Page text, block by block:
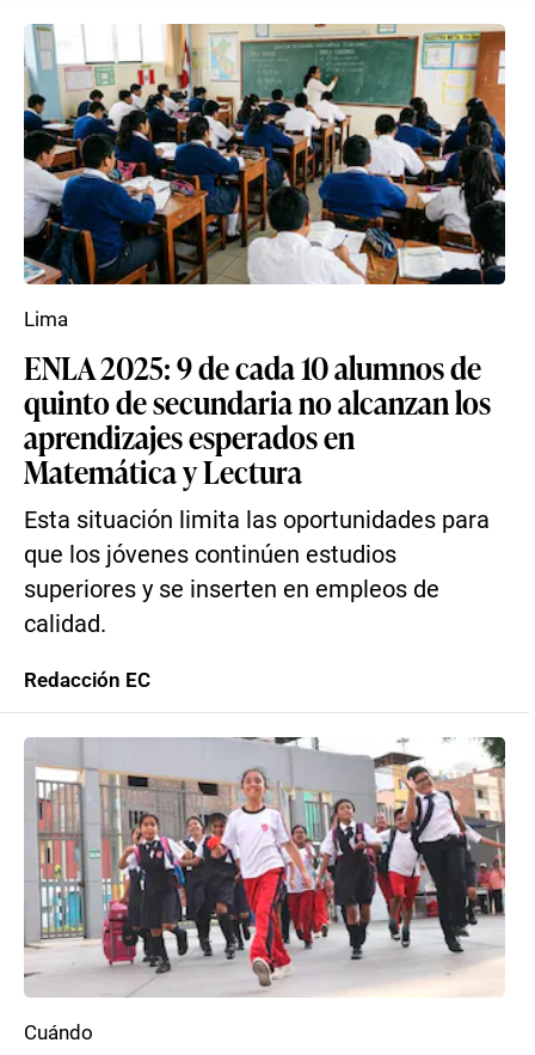
ENLA 2025: 9 de cada 10 alumnos de
quinto de secundaria no alcanzan los
aprendizajes esperados en
Matemática y Lectura
Esta situación limita las oportunidades para
que los jóvenes continúen estudios
superiores y se inserten en empleos de
calidad.
Lima
Redacción EC
Cuándo